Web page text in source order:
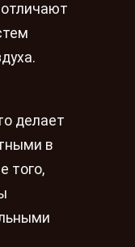
делает
в
того,